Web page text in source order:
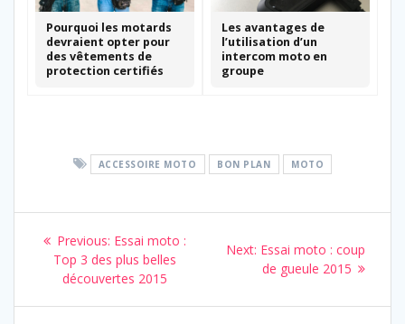
Pourquoi les motards
devraient opter pour
des vêtements de
protection certifiés
Les avantages de
l’utilisation d’un
intercom moto en
groupe
ACCESSOIRE MOTO BON PLAN MOTO
Navigation
l’article
Previous: Previous
post:
Essai moto :
Top 3 des plus belles
découvertes 2015
Next: Next
post:
Essai moto : coup
de gueule 2015